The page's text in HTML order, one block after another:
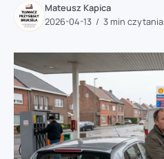
Mateusz Kapica
2026-04-13
3 min czytania